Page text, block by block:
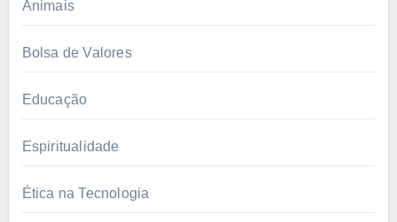
Animais
Bolsa de Valores
Educação
Espiritualidade
Ética na Tecnologia